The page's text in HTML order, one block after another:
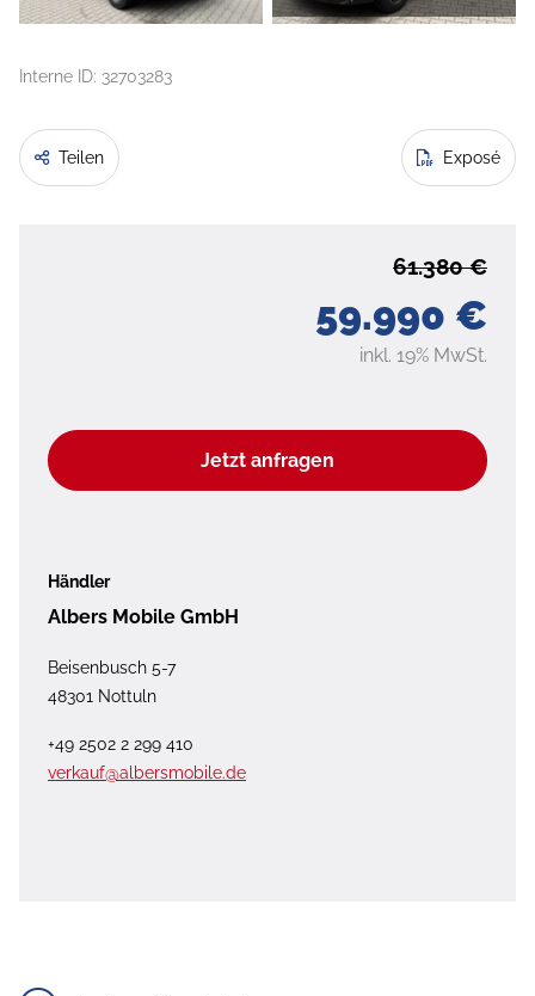
Interne ID: 32703283
Teilen Exposé
59.990 €
61.380 €
inkl. 19% MwSt.
Jetzt anfragen
Händler
Albers Mobile GmbH
Beisenbusch 5-7
48301 Nottuln
+49 2502 2 299 410
verkauf@albersmobile.de